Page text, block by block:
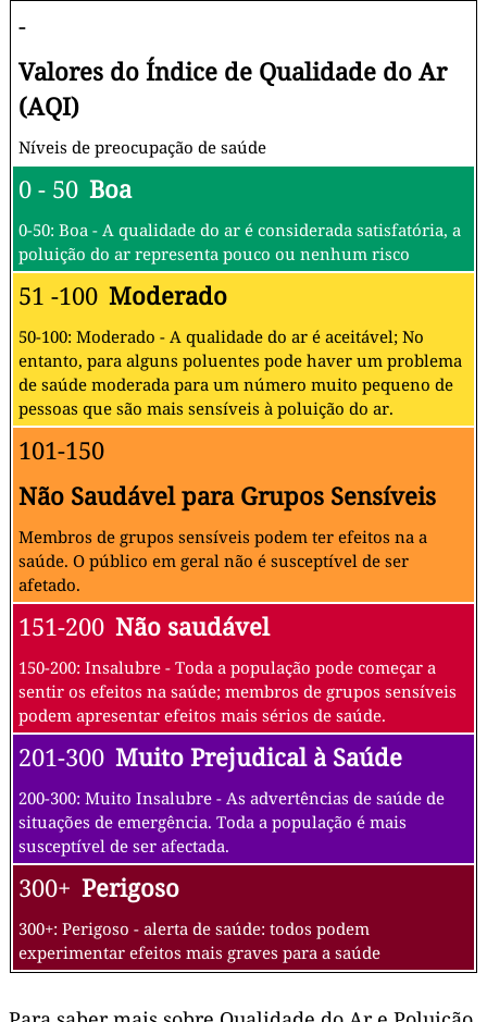
-
Valores do Índice de Qualidade do Ar
(AQI)
Níveis de preocupação de saúde
0 - 50 Boa
0-50: Boa - A qualidade do ar é considerada satisfatória, a
poluição do ar representa pouco ou nenhum risco
51 -100 Moderado
50-100: Moderado - A qualidade do ar é aceitável; No
entanto, para alguns poluentes pode haver um problema
de saúde moderada para um número muito pequeno de
pessoas que são mais sensíveis à poluição do ar.
101-150
Não Saudável para Grupos Sensíveis
Membros de grupos sensíveis podem ter efeitos na a
saúde. O público em geral não é susceptível de ser
afetado.
151-200 Não saudável
150-200: Insalubre - Toda a população pode começar a
sentir os efeitos na saúde; membros de grupos sensíveis
podem apresentar efeitos mais sérios de saúde.
201-300 Muito Prejudical à Saúde
200-300: Muito Insalubre - As advertências de saúde de
situações de emergência. Toda a população é mais
susceptível de ser afectada.
300+ Perigoso
300+: Perigoso - alerta de saúde: todos podem
experimentar efeitos mais graves para a saúde